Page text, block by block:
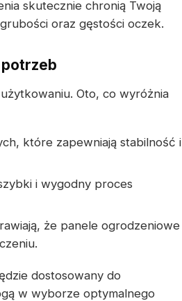
skutecznie chronią Twoją
oraz gęstości oczek.
Oto, co wyróżnia
które zapewniają stabilność i
i wygodny proces
że panele ogrodzeniowe
dostosowany do
w wyborze optymalnego